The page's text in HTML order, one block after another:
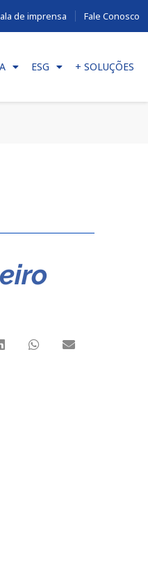
de imprensa Fale Conosco
ESG + SOLUÇÕES